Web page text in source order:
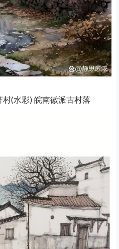
(水彩) 皖南徽派古村落